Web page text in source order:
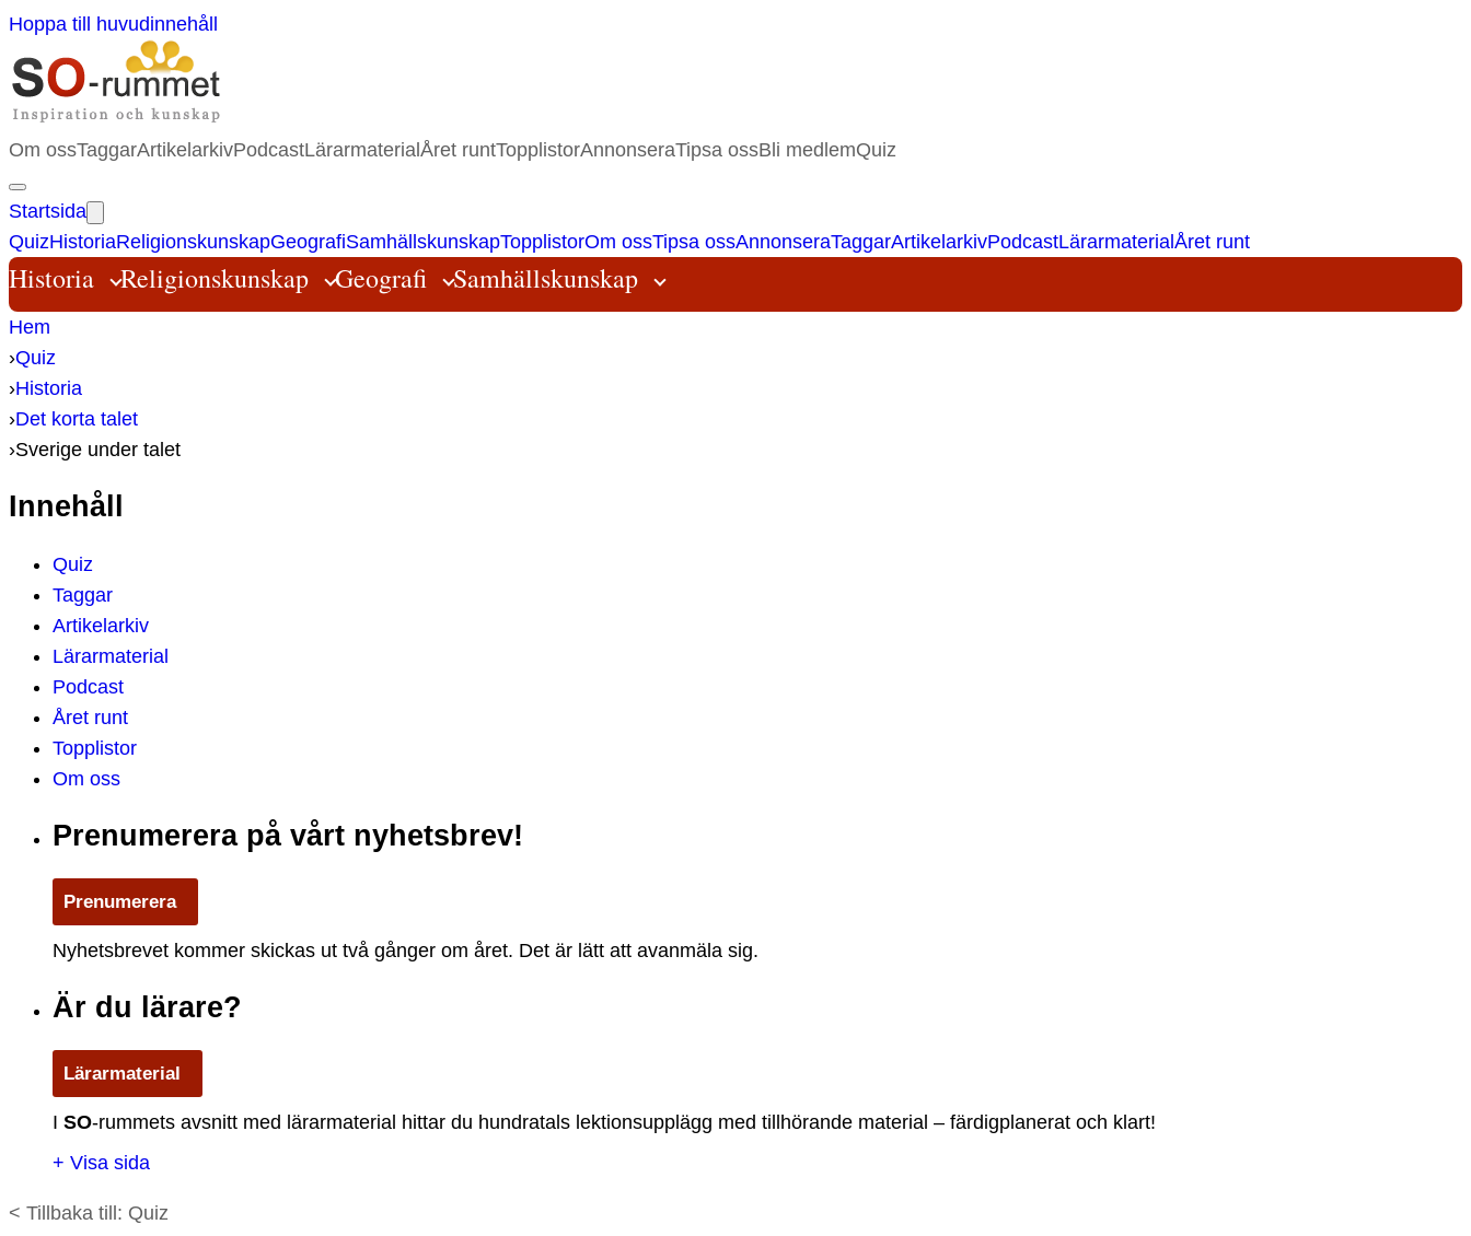
Hoppa till huvudinnehåll
Om ossTaggarArtikelarkivPodcastLärarmaterial Året runtTopplistorAnnonseraTipsa ossBli medlemQuiz
Startsida
QuizHistoriaReligionskunskapGeografiSamhällskunskapTopplistorOm ossTipsa ossAnnonseraTaggarArtikelarkivPodcastLärarmaterial Året runt
Historia Religionskunskap Geografi Samhällskunskap
Hem
›Quiz
›Historia
›Det korta talet
›Sverige under talet
Innehåll
Quiz
Taggar
Artikelarkiv
Lärarmaterial
Podcast
Året runt
Topplistor
Om oss
Prenumerera på vårt nyhetsbrev!
Prenumerera
Nyhetsbrevet kommer skickas ut två gånger om året. Det är lätt att avanmäla sig.
Är du lärare?
Lärarmaterial
I SO-rummets avsnitt med lärarmaterial hittar du hundratals lektionsupplägg med tillhörande material – färdigplanerat och klart!
+ Visa sida
< Tillbaka till: Quiz